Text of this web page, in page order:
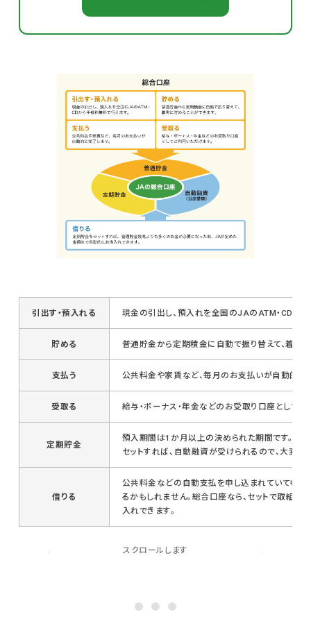
引出す・預入れる 現金の引出し、預入れを全国のJAのATM・CDから
貯める 普通貯金から定期積金に自動で振り替えて、着実
支払う 公共料金や家賃など、毎月のお支払いが自動的に
受取る 給与・ボーナス・年金などのお受取り口座としてご
定期貯金
預入期間は1か月以上の決められた期間です。預
セットすれば、自動融資が受けられるので、大変便
借りる
公共料金などの自動支払を申し込まれていても、
るかもしれません。総合口座なら、セットで取組
入れできます。
スクロールします